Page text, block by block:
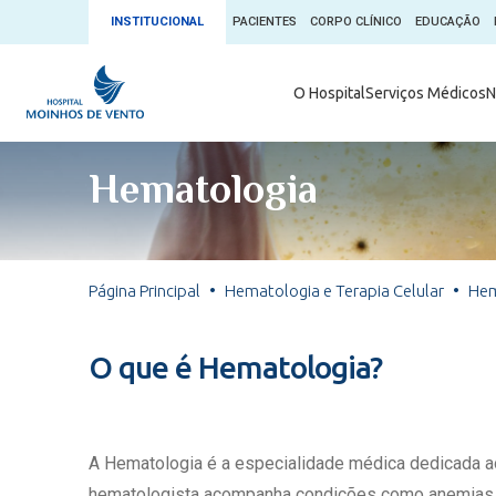
INSTITUCIONAL PACIENTES CORPO CLÍNICO EDUCAÇÃO
O HospitalServiços Médicos
Serviços Médicos
Núcleos e Especialidades
Fale com o Moinhos
Seu Médico
Ambulatório
Comitê de
Conheça o
Blog Saúde
Convênios
Escritório
Hematologia
Página Principal Hematologia e Terapia Celular
O que é Hematologia?
A Hematologia é a especialidade médica dedicada